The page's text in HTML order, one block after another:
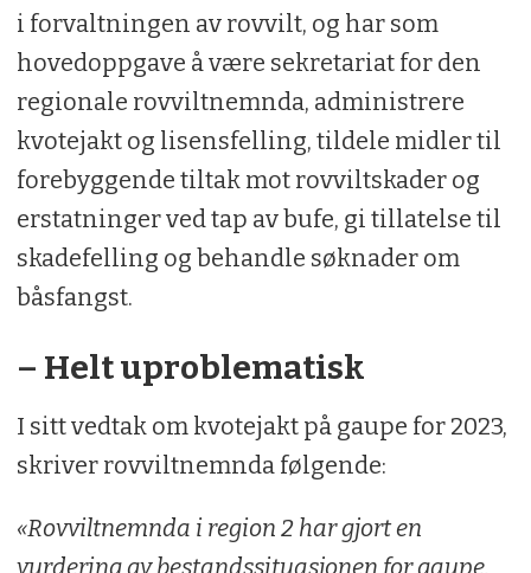
i forvaltningen av rovvilt, og har som
hovedoppgave å være sekretariat for den
regionale rovviltnemnda, administrere
kvotejakt og lisensfelling, tildele midler til
forebyggende tiltak mot rovviltskader og
erstatninger ved tap av bufe, gi tillatelse til
skadefelling og behandle søknader om
båsfangst.
– Helt uproblematisk
I sitt vedtak om kvotejakt på gaupe for 2023,
skriver rovviltnemnda følgende:
«Rovviltnemnda i region 2 har gjort en
vurdering av bestandssituasjonen for gaupe,